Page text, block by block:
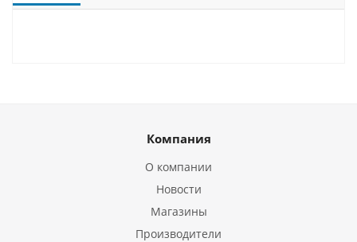
Компания
О компании
Новости
Магазины
Производители